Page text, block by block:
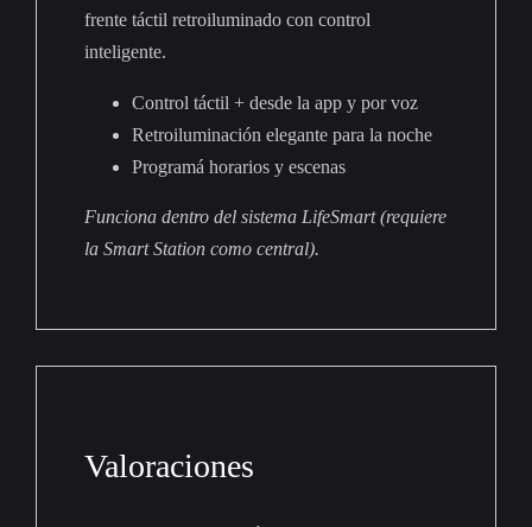
frente táctil retroiluminado con control
inteligente.
Control táctil + desde la app y por voz
Retroiluminación elegante para la noche
Programá horarios y escenas
Funciona dentro del sistema LifeSmart (requiere
la Smart Station como central).
Valoraciones